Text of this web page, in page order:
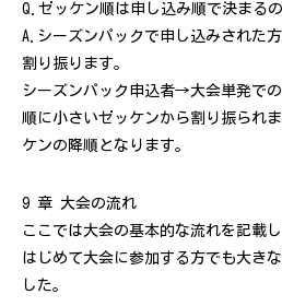
Q.ゼッケン順は申し込み順で決まるの
A.シーズンパックで申し込みされた
割り振ります。
シーズンパック申込者→大会単発で
順に小さいゼッケンから割り振られ
ケンの降順となります。
9 章 大会の流れ
ここでは大会の基本的な流れを記載し
はじめて大会に参加する方でも大き
した。